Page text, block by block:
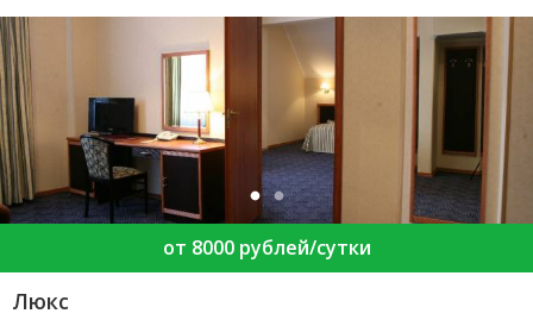
от 8000 рублей/сутки
Люкс